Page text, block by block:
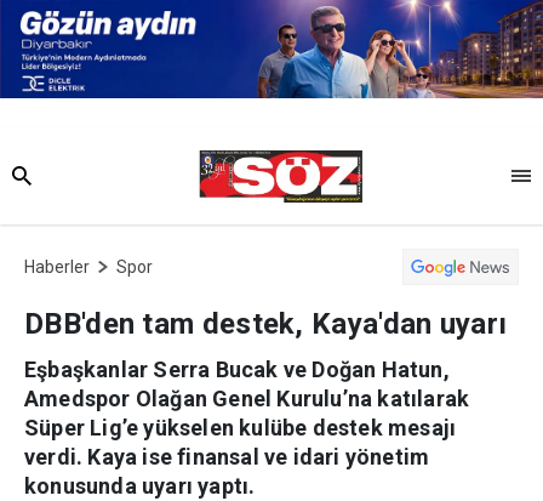
Haberler Spor
DBB'den tam destek, Kaya'dan uyarı
Eşbaşkanlar Serra Bucak ve Doğan Hatun,
Amedspor Olağan Genel Kurulu’na katılarak
Süper Lig’e yükselen kulübe destek mesajı
verdi. Kaya ise finansal ve idari yönetim
konusunda uyarı yaptı.